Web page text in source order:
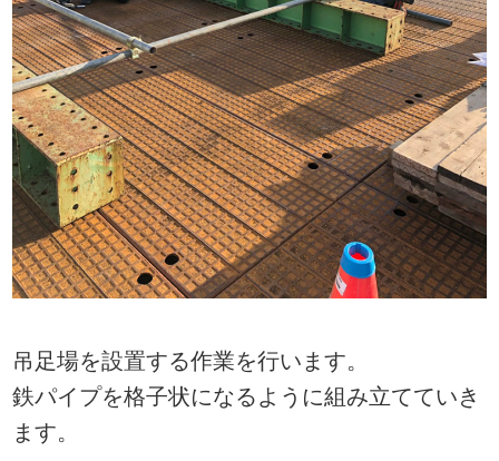
吊足場を設置する作業を行います。
鉄パイプを格子状になるように組み立てていき
ます。